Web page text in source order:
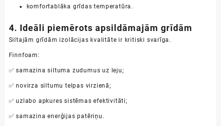
komfortablāka grīdas temperatūra.
4. Ideāli piemērots apsildāmajām grīdām
Siltajām grīdām izolācijas kvalitāte ir kritiski svarīga.
Finnfoam:
✅ samazina siltuma zudumus uz leju;
✅ novirza siltumu telpas virzienā;
✅ uzlabo apkures sistēmas efektivitāti;
✅ samazina enerģijas patēriņu.